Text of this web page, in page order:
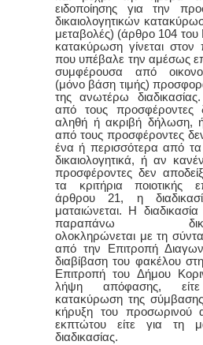
ειδοποίησης για την
δικαιολογητικών
μεταβολές) (άρθρο 104
κατακύρωση γίνεται στον
που υπέβαλε την αμέσως
συμφέρουσα από
(μόνο βάση τιμής)
της ανωτέρω
από τους προσφέροντες
αληθή ή ακριβή δήλωση,
από τους προσφέροντες
ένα ή περισσότερα από τα
δικαιολογητικά, ή αν
προσφέροντες δεν
τα κριτήρια ποιοτικής
άρθρου 21, η
ματαιώνεται. Η
παραπάνω
ολοκληρώνεται με τη
από την Επιτροπή
διαβίβαση του φακέλου
Επιτροπή του Δήμου
λήψη απόφασης,
κατακύρωση της
κήρυξη του προσωρινού
εκπτώτου είτε για τη
διαδικασίας.